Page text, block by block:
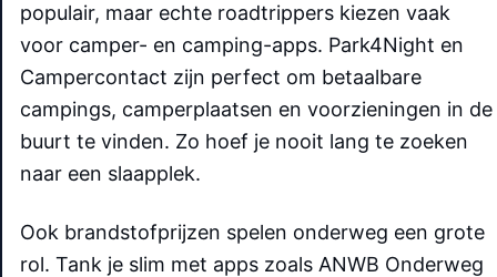
populair, maar echte roadtrippers kiezen vaak
voor camper- en camping-apps. Park4Night en
Campercontact zijn perfect om betaalbare
campings, camperplaatsen en voorzieningen in de
buurt te vinden. Zo hoef je nooit lang te zoeken
naar een slaapplek.
Ook brandstofprijzen spelen onderweg een grote
rol. Tank je slim met apps zoals ANWB Onderweg